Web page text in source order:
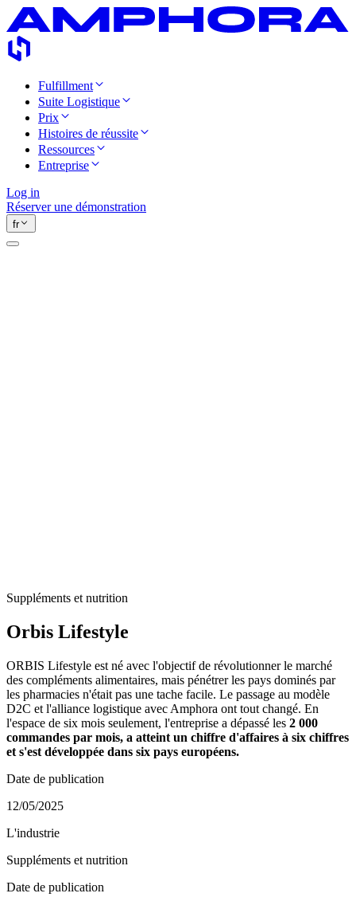
Fulfillment
Suite Logistique
Prix
Histoires de réussite
Ressources
Entreprise
Log in
Réserver une démonstration
fr
Suppléments et nutrition
Orbis Lifestyle
ORBIS Lifestyle est né avec l'objectif de révolutionner le marché
des compléments alimentaires, mais pénétrer les pays dominés par
les pharmacies n'était pas une tache facile. Le passage au modèle
D2C et l'alliance logistique avec Amphora ont tout changé. En
l'espace de six mois seulement, l'entreprise a dépassé les 2 000
commandes par mois, a atteint un chiffre d'affaires à six chiffres
et s'est développée dans six pays européens.
Date de publication
12/05/2025
L'industrie
Suppléments et nutrition
Date de publication